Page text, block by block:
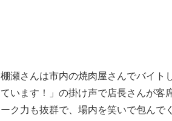
棚瀬さんは市内の焼肉屋さんでバイト
ています！」の掛け声で店長さんが客
ーク力も抜群で、場内を笑いで包んで